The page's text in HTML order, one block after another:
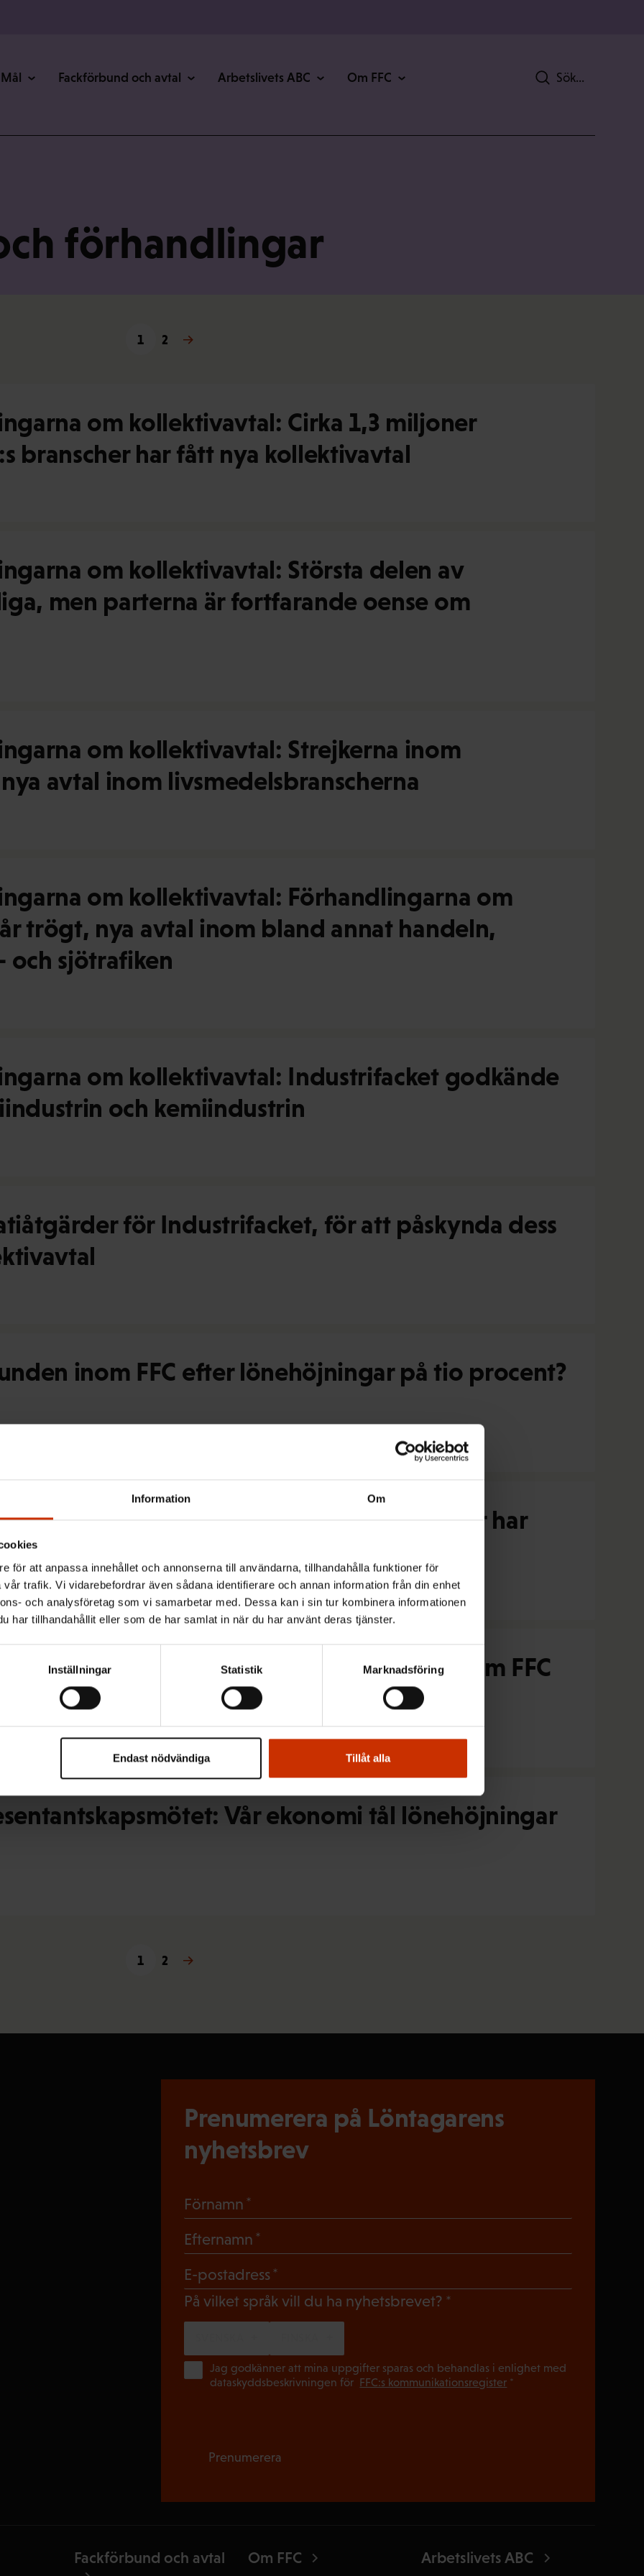
Information Om
för att anpassa innehållet och annonserna till användarna, tillhandahålla funktioner för
trafik. Vi vidarebefordrar även sådana identifierare och annan information från din enhet
och analysföretag som vi samarbetar med. Dessa kan i sin tur kombinera informationen
har tillhandahållit eller som de har samlat in när du har använt deras tjänster.
Inställningar Statistik Marknadsföring
Endast nödvändiga Tillåt alla
Mål Fackförbund och avtal Arbetslivets ABC Om FFC Sök
förhandlingar
1 2
Nästa →
om kollektivavtal: Cirka 1,3 miljoner
branscher har fått nya kollektivavtal
om kollektivavtal: Största delen av
men parterna är fortfarande oense om
om kollektivavtal: Strejkerna inom
avtal inom livsmedelsbranscherna
om kollektivavtal: Förhandlingarna om
trögt, nya avtal inom bland annat handeln,
och sjötrafiken
om kollektivavtal: Industrifacket godkände
och kemiindustrin
för Industrifacket, för att påskynda dess
inom FFC efter lönehöjningar på tio procent?
Industrifacket och Finnairs piloter har
dig som är medlem i ett fackförbund inom FFC
Vår ekonomi tål lönehöjningar
1 2
Nästa →
Prenumerera på Löntagarens
nyhetsbrev
Förnamn
Efternamn
E-postadress
På vilket språk vill du ha nyhetsbrevet?(Obligatoriskt)
Jag godkänner att mina uppgifter sparas och behandlas i enlighet med
dataskyddsbeskrivningen för FFC:s kommunikationsregister *
Prenumerera
Fackförbund och avtal Om FFC Arbetslivets ABC